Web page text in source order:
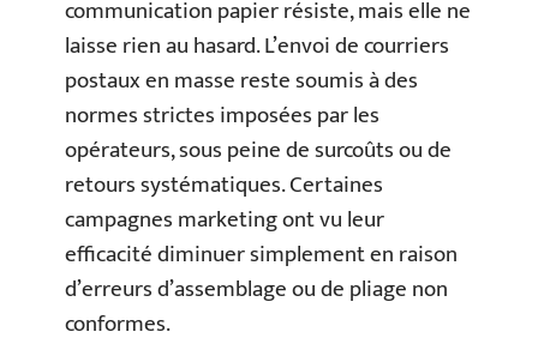
communication papier résiste, mais elle ne
laisse rien au hasard. L’envoi de courriers
postaux en masse reste soumis à des
normes strictes imposées par les
opérateurs, sous peine de surcoûts ou de
retours systématiques. Certaines
campagnes marketing ont vu leur
efficacité diminuer simplement en raison
d’erreurs d’assemblage ou de pliage non
conformes.